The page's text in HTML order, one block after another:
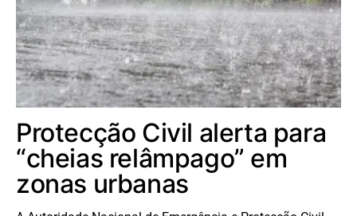
Protecção Civil alerta para
“cheias relâmpago” em
zonas urbanas